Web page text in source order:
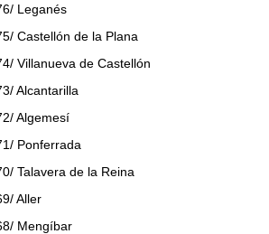
Leganés
Castellón de la Plana
Villanueva de Castellón
Alcantarilla
Algemesí
Ponferrada
Talavera de la Reina
Aller
Mengíbar